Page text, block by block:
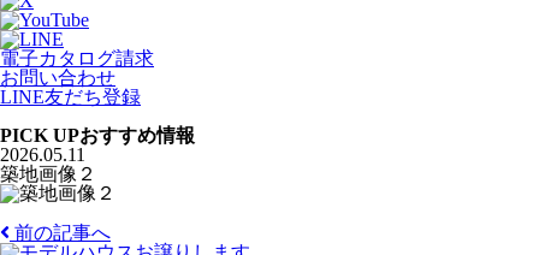
電子カタログ請求
お問い合わせ
LINE友だち登録
PICK UPおすすめ情報
2026.05.11
築地画像２
前の記事へ